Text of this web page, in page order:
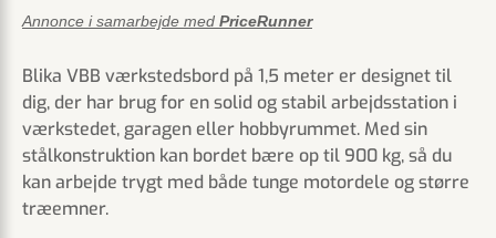
Annonce i samarbejde med PriceRunner
Blika VBB værkstedsbord på 1,5 meter er designet til
dig, der har brug for en solid og stabil arbejdsstation i
værkstedet, garagen eller hobbyrummet. Med sin
stålkonstruktion kan bordet bære op til 900 kg, så du
kan arbejde trygt med både tunge motor­dele og større
træemner.